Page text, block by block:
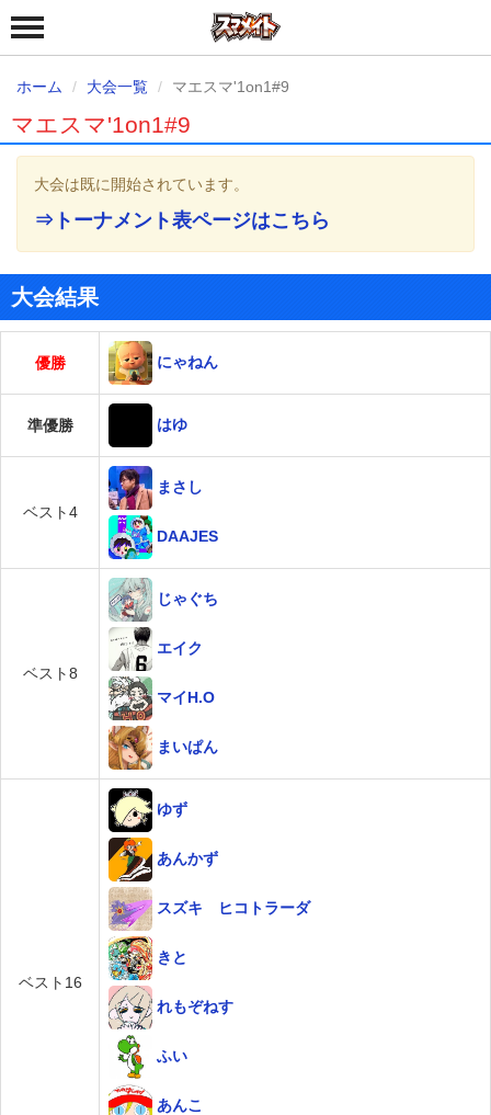
ホーム 大会一覧 マエスマ'1on1#9
マエスマ'1on1#9
大会は既に開始されています。
⇒トーナメント表ページはこちら
大会結果
優勝 にゃねん
準優勝 はゆ
ベスト4
まさし
DAAJES
ベスト8
じゃぐち
エイク
マイH.O
まいぱん
ベスト16
ゆず
あんかず
スズキ ヒコトラーダ
きと
れもぞねす
ふい
あんこ